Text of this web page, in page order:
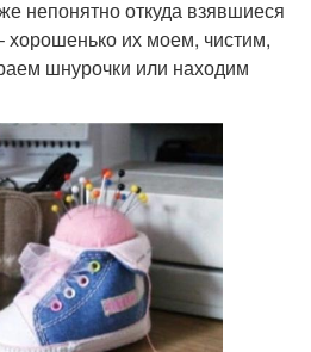
непонятно откуда взявшиеся
хорошенько их моем, чистим,
шнурочки или находим